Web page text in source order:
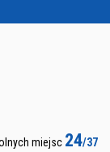
miejsc 24/37